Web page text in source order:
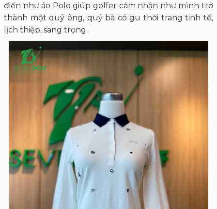
điển như áo Polo giúp golfer cảm nhận như mình trở
thành một quý ông, quý bà có gu thời trang tinh tế,
lịch thiệp, sang trọng.